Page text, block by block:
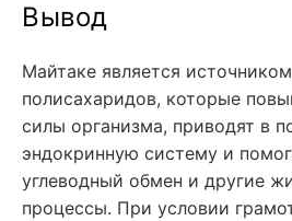
Вывод
Майтаке является
полисахаридов, которые
силы организма, приводят в
эндокринную систему и
углеводный обмен и другие
процессы. При условии